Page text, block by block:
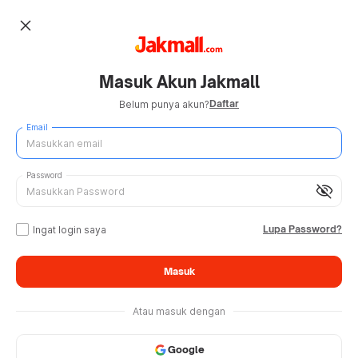
close
Masuk Akun Jakmall
Belum punya akun?Daftar
Email
visibility_off
Password
Ingat login saya Lupa Password?
Masuk
Atau masuk dengan
Google